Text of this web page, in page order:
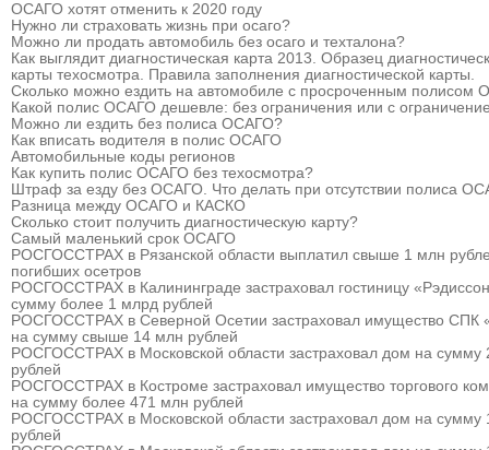
ОСАГО хотят отменить к 2020 году
Нужно ли страховать жизнь при осаго?
Можно ли продать автомобиль без осаго и техталона?
Как выглядит диагностическая карта 2013. Образец
карты техосмотра. Правила заполнения диагностической карты.
Сколько можно ездить на автомобиле с просроченным полисом
Какой полис ОСАГО дешевле: без ограничения или с
Можно ли ездить без полиса ОСАГО?
Как вписать водителя в полис ОСАГО
Автомобильные коды регионов
Как купить полис ОСАГО без техосмотра?
Штраф за езду без ОСАГО. Что делать при отсутствии полиса
Разница между ОСАГО и КАСКО
Сколько стоит получить диагностическую карту?
Самый маленький срок ОСАГО
РОСГОССТРАХ в Рязанской области выплатил свыше 1 млн
погибших осетров
РОСГОССТРАХ в Калининграде застраховал гостиницу
сумму более 1 млрд рублей
РОСГОССТРАХ в Северной Осетии застраховал имущество СПК
на сумму свыше 14 млн рублей
РОСГОССТРАХ в Московской области застраховал дом на сумму
рублей
РОСГОССТРАХ в Костроме застраховал имущество торгового
на сумму более 471 млн рублей
РОСГОССТРАХ в Московской области застраховал дом на сумму
рублей